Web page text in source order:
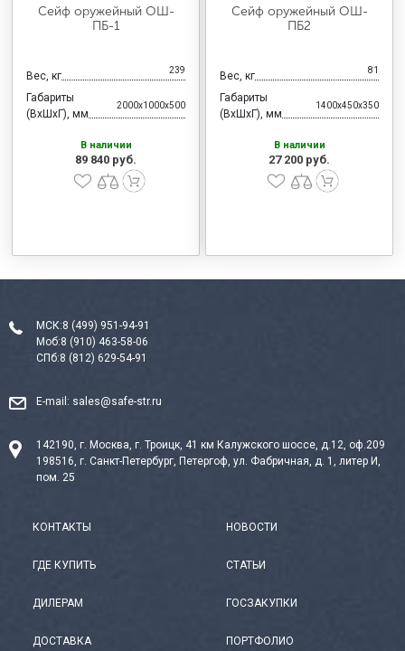
Сейф оружейный ОШ-
ПБ-1
Вес, кг 239
Габариты
(ВхШхГ), мм
2000x1000x500
В наличии
89 840 руб.
Сейф оружейный ОШ-
ПБ2
Вес, кг 81
Габариты
(ВхШхГ), мм
1400x450x350
В наличии
27 200 руб.
МСК:8 (499) 951-94-91
Моб:8 (910) 463-58-06
СПб:8 (812) 629-54-91
E-mail: sales@safe-str.ru
142190, г. Москва, г. Троицк, 41 км Калужского шоссе, д.12, оф.209
198516, г. Санкт-Петербург, Петергоф, ул. Фабричная, д. 1, литер И,
пом. 25
КОНТАКТЫ
ГДЕ КУПИТЬ
ДИЛЕРАМ
ДОСТАВКА
НОВОСТИ
СТАТЬИ
ГОСЗАКУПКИ
ПОРТФОЛИО